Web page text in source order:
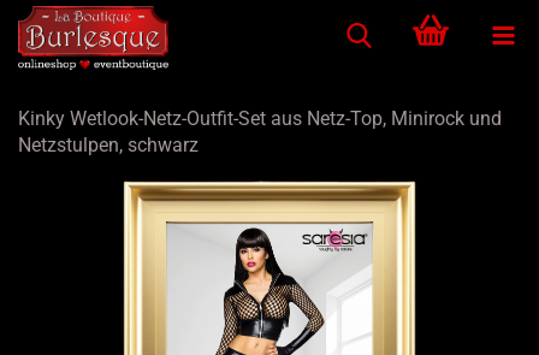
Kinky Wetlook-Netz-Outfit-Set aus Netz-Top, Minirock und
Netzstulpen, schwarz